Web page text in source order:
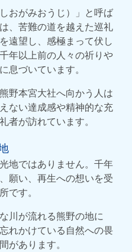
おがみおうじ）」と呼ば
、苦難の道を越えた巡礼
遠望し、感極まって伏し
年以上前の人々の祈りや
息づいています。
野本宮大社へ向かう人は
ない達成感や精神的な充
者が訪れています。
地ではありません。千年
願い、再生への想いを受
です。
川が流れる熊野の地に
れかけている自然への畏
があります。